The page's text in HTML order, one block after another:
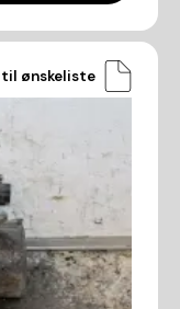
til ønskeliste